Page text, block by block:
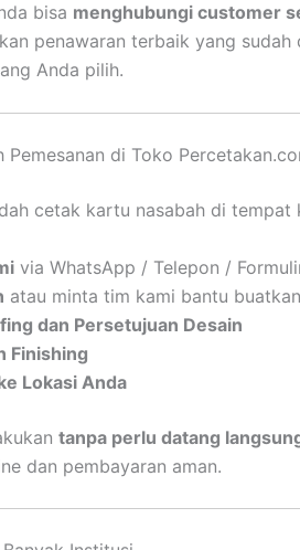
bisa menghubungi customer
penawaran terbaik yang sudah
Anda pilih.
Pemesanan di Toko
cetak kartu nasabah di tempat
via WhatsApp / Telepon /
atau minta tim kami bantu buatkan
dan Persetujuan Desain
Finishing
Lokasi Anda
tanpa perlu datang
dan pembayaran aman.